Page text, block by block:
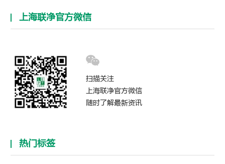
上海联净官方微信
扫描关注
上海联净官方微信
随时了解最新资讯
热门标签